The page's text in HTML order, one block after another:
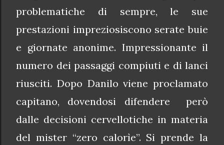
problematiche di sempre, le sue
prestazioni impreziosiscono serate buie
e giornate anonime. Impressionante il
numero dei passaggi compiuti e di lanci
riusciti. Dopo Danilo viene proclamato
capitano, dovendosi difendere però
dalle decisioni cervellotiche in materia
del mister “zero calorìe”. Si prende la